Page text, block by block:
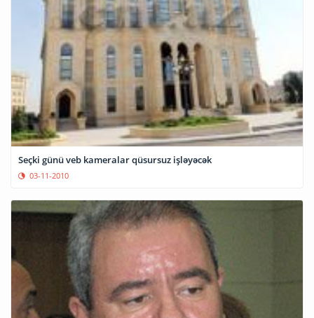
Seçki günü veb kameralar qüsursuz işləyəcək
03-11-2010